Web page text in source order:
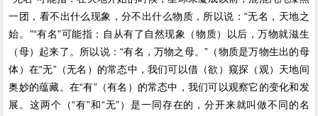
一团，看不出什么现象，分不出什么物质，所以说：“无名，天地之
始。”“有名”可能指：自从有了自然现象（物质）以后，万物就滋生
（母）起来了。所以说：“有名，万物之母。”（物质是万物生出的母
体）在“无”（无名）的常态中，我们可以借（欲）窥探（观）天地间
奥妙的蕴藏。在“有”（有名）的常态中，我们可以观察它的变化和发
展。这两个（“有”和“无”）是一同存在的，分开来就叫做不同的名